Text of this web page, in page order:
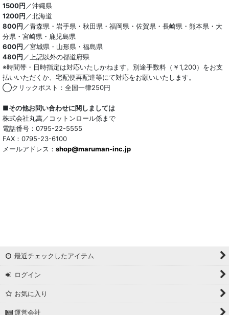
1500円 ／沖縄県
1200円 ／北海道
800円 ／青森県・岩手県・秋田県・福岡県・佐賀県・長崎県・熊本県・大
分県・宮崎県・鹿児島県
600円 ／宮城県・山形県・福島県
480円 ／上記以外の都道府県
※時間帯・日時指定は対応いたしかねます。別途手数料（￥1,200）をお支
払いいただくか、宅配便再配達等にて対応をお願いいたします。
◯クリックポスト：全国一律250円
■その他お問い合わせに関しましては
株式会社丸萬／コットンロール係まで
電話番号：0795-22-5555
FAX：0795-23-6100
メールアドレス： shop@maruman-inc.jp
最近チェックしたアイテム
ログイン
お気に入り
運営会社